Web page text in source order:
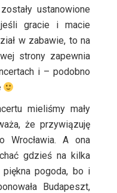
ustanowione
gracie i macie
w zabawie, to na
strony zapewnia
i – podobno
mieliśmy mały
że przywiązuję
Wrocławia. A ona
gdzieś na kilka
pogoda, bo i
Budapeszt,